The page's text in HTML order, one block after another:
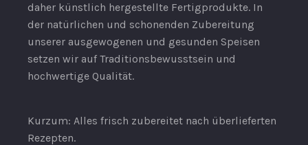
daher künstlich hergestellte Fertigprodukte. In
der natürlichen und schonenden Zubereitung
unserer ausgewogenen und gesunden Speisen
setzen wir auf Traditionsbewusstsein und
hochwertige Qualität.
Kurzum: Alles frisch zubereitet nach überlieferten
Rezepten.